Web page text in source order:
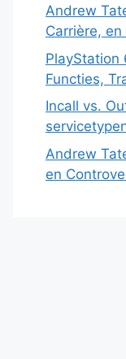
Andrew
Carrière,
PlayStation
Functies,
Incall vs.
Andrew
en